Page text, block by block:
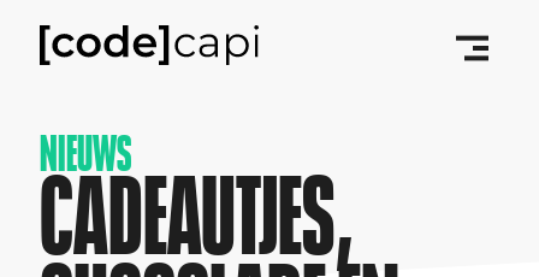
NIEUWS
CADEAUTJES,